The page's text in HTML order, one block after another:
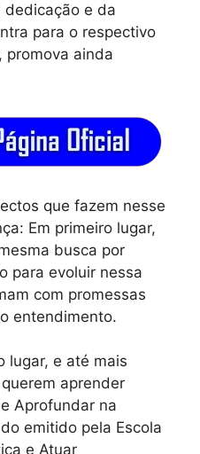
e da
para o respectivo
promova ainda
que fazem nesse
Em primeiro lugar,
busca por
para evoluir nessa
com promessas
entendimento.
lugar, e até mais
aprender
Aprofundar na
emitido pela Escola
e Atuar